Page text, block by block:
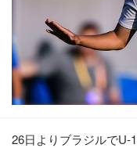
26日よりブラジルでU-